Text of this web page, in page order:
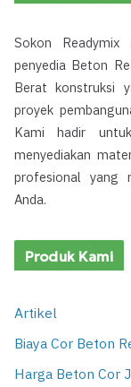
Sokon Readymix
penyedia Beton
Berat konstruksi
proyek
Kami hadir
menyediakan
profesional yang
Anda.
Produk Kami
Artikel
Biaya Cor Beton
Harga Beton Cor